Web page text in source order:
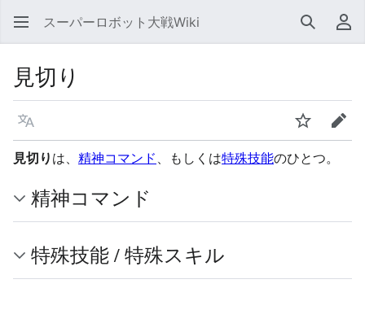
スーパーロボット大戦Wiki 検索 利
見切り
言語 ウォッチ編集
見切り は、 精神コマンド 、もしくは特殊技能のひとつ。
精神コマンド
特殊技能 / 特殊スキル